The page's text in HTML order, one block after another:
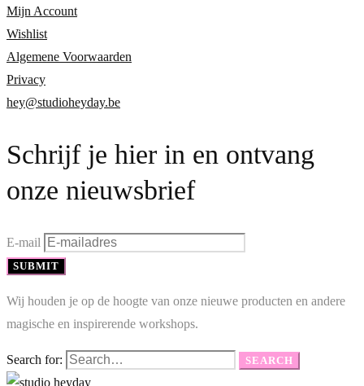
Mijn Account
Wishlist
Algemene Voorwaarden
Privacy
hey@studioheyday.be
Schrijf je hier in en ontvang
onze nieuwsbrief
E-mail
SUBMIT
Wij houden je op de hoogte van onze nieuwe producten en andere
magische en inspirerende workshops.
Search for: SEARCH